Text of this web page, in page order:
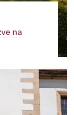
na